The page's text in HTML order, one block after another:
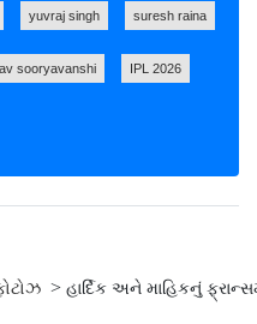
yuvraj singh suresh raina
sooryavanshi IPL 2026
> હાર્દિક અને માહિકનું